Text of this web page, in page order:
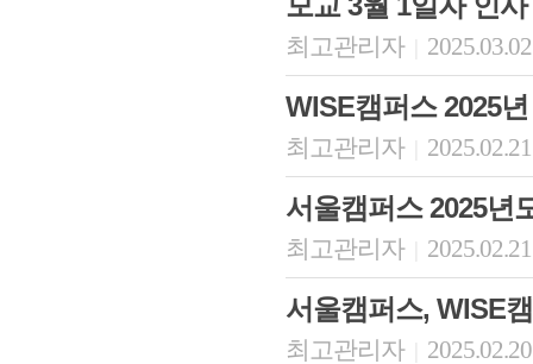
최고관리자
WISE캠퍼스 2025
최고관리자
서울캠퍼스 2025년
최고관리자
서울캠퍼스, WISE
최고관리자